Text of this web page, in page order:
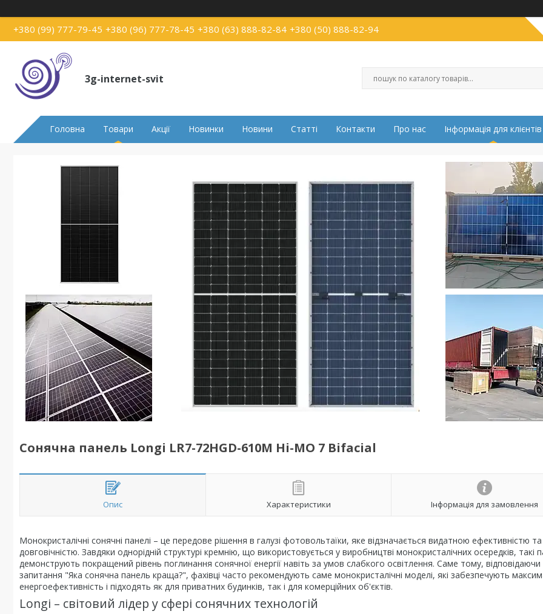
+380 (99) 777-79-45 +380 (96) 777-78-45 +380 (63) 888-82-84 +380 (50) 888-82-94
3g-internet-svit
Головна Товари Акції Новинки Новини Статті Контакти Про нас Інформація для клієнтів
Сонячна панель Longi LR7-72HGD-610M Hi-MO 7 Bifacial
Опис Характеристики Інформація для замовлення
Монокристалічні сонячні панелі – це передове рішення в галузі фотовольтаїки, яке відзначається видатною ефективністю та
довговічністю. Завдяки однорідній структурі кремнію, що використовується у виробництві монокристалічних осередків, такі
демонструють покращений рівень поглинання сонячної енергії навіть за умов слабкого освітлення. Саме тому, відповідаючи
запитання "Яка сонячна панель краща?", фахівці часто рекомендують саме монокристалічні моделі, які забезпечують
енергоефективність і підходять як для приватних будинків, так і для комерційних об'єктів.
Longi – світовий лідер у сфері сонячних технологій